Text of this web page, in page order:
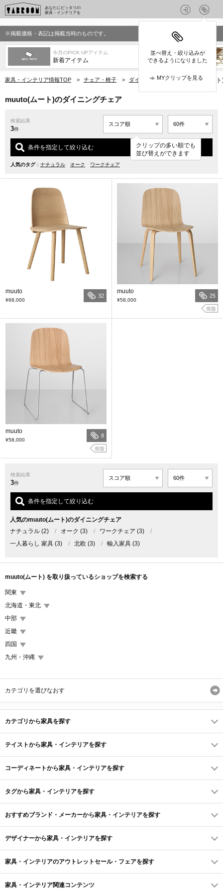
あなたにピッタリの
家具・インテリアを
並べ替え・絞り込みが
できるようになりました
MYクリップを見る
※掲載価格・表記は掲載当時のものです。
今月のPICK UPアイテム
新着アイテム
家具・インテリア情報TOP > チェア・椅子 > ダイニングチェア > muuto(ムー
muuto(ムート)のダイニングチェア
検索結果
3件
クリップの多い順でも
並び替えができます
条件を指定して絞り込む
人気のタグ： ナチュラル オーク ワークチェア
muuto
¥68,000
32
muuto
¥58,000
25
廃盤
muuto
¥58,000
8
廃盤
検索結果
3件
条件を指定して絞り込む
人気のmuuto(ムート)のダイニングチェア
ナチュラル (2) / オーク (3) / ワークチェア (3)
/
一人暮らし 家具 (3) / 北欧 (3) / 輸入家具 (3)
muuto(ムート) を取り扱っているショップを検索する
関東
北海道・東北
中部
近畿
四国
九州・沖縄
カテゴリを選びなおす
カテゴリから家具を探す
テイストから家具・インテリアを探す
コーディネートから家具・インテリアを探す
タグから家具・インテリアを探す
おすすめブランド・メーカーから家具・インテリアを探す
デザイナーから家具・インテリアを探す
家具・インテリアのアウトレットセール・フェアを探す
家具・インテリア関連コンテンツ